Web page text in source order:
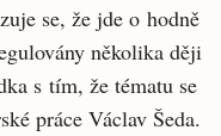
se, že jde o hodně
několika ději
s tím, že tématu se
práce Václav Šeda.